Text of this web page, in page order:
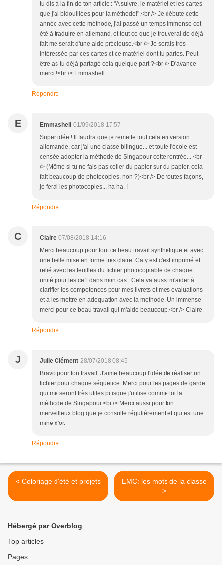
tu dis à la fin de ton article : "A suivre, le matériel et les cartes
que j'ai bidouillées pour la méthode!".<br /> Je débute cette
année avec cette méthode, j'ai passé un temps immense cet
été à traduire en allemand, et tout ce que je trouverai de déjà
fait me serait d'une aide précieuse.<br /> Je serais très
intéressée par ces cartes et ce matériel dont tu parles. Peut-
être as-tu déjà partagé cela quelque part ?<br /> D'avance
merci !<br /> Emmashell
Répondre
E Emmashell
01/09/2018 17:57
Super idée ! Il faudra que je remette tout cela en version
allemande, car j'ai une classe bilingue... et toute l'école est
censée adopter la méthode de Singapour cette rentrée... <br
/> (Même si tu ne fais pas coller du papier sur du papier, cela
fait beaucoup de photocopies, non ?)<br /> De toutes façons,
je ferai les photocopies... ha ha. !
Répondre
C Claire 07/08/2018 14:16
Merci beaucoup pour tout ce beau travail synthetique et avec
une belle mise en forme tres claire. Ca y est c'est imprimé et
relié avec les feuilles du fichier photocopiable de chaque
unité pour les ce1 dans mon cas...Cela va aussi m'aider à
clarifier les competences pour mes livrets et mes evaluations
et à les mettre en adequation avec la methode. Un immense
merci pour ce beau travail qui m'aide beaucoup,<br /> Claire
Répondre
J Julie Clément 28/07/2018 08:45
Bravo pour ton travail. J'aime beaucoup l'idée de réaliser un
fichier pour chaque séquence. Merci pour les pages de garde
qui me seront très utiles puisque j'utilise comme toi la
méthode de Singapour.<br /> Merci aussi pour ton
merveilleux blog que je consulte régulièrement et qui est une
mine d'or.
Répondre
< Coloriage d'été et projets
EMC: les mots de la classe
>
Hébergé par Overblog
Top articles
Pages